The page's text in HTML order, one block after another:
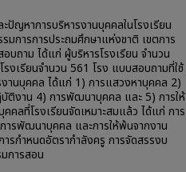
ญหาการบริหารงานบุคคลในโรงเรียน
การการประถมศึกษาแห่งชาติ เขตการ
ถาม ได้แก่ ผู้บริหารโรงเรียน จำนวน
งเรียนจำนวน 561 โรง แบบสอบถามที่ใช้
านบุคคล ได้แก่ 1) การแสวงหาบุคคล 2)
ติงาน 4) การพัฒนาบุคคล และ 5) การให้
คลที่โรงเรียนจัดเหมาะสมแล้ว ได้แก่ การ
ารพัฒนาบุคคล และการให้พ้นจากงาน
รกำหนดอัตรากำลังครู การจัดสรรงบ
การสอน